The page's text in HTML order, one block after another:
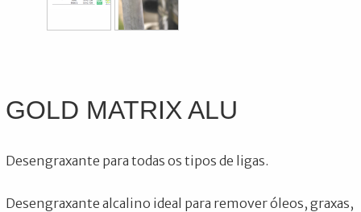
GOLD MATRIX ALU
Desengraxante para todas os tipos de ligas.
Desengraxante alcalino ideal para remover óleos, graxas,